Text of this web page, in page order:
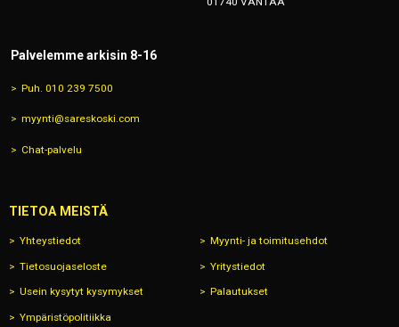
Palvelemme arkisin 8-16
Puh. 010 239 7500
myynti@sareskoski.com
Chat-palvelu
TIETOA MEISTÄ
Yhteystiedot Myynti- ja toimitusehdot
Tietosuojaseloste Yritystiedot
Usein kysytyt kysymykset Palautukset
Ympäristöpolitiikka